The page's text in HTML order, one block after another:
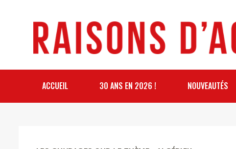
ACCUEIL 30 ANS EN 2026 ! NOUVEAUTÉS